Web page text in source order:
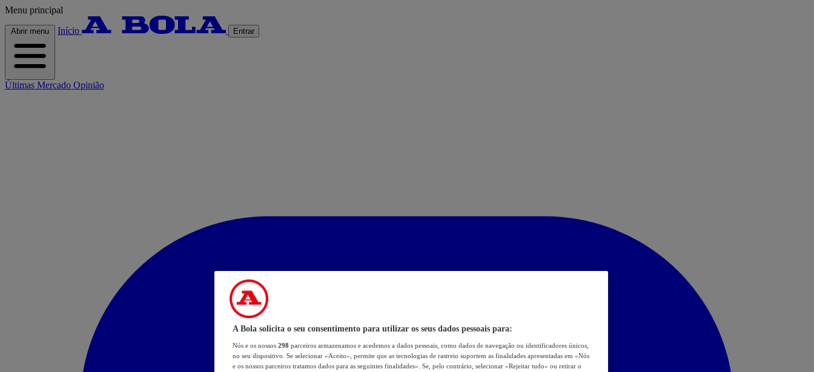
Menu principal
Abrir menu Início Entrar
Últimas Mercado Opinião
A Bola solicita o seu consentimento para utilizar os seus dados pessoais para:
Nós e os nossos 298 parceiros armazenamos e acedemos a dados pessoais, como dados de navegação ou identificadores únicos,
no seu dispositivo. Se selecionar «Aceito», permite que as tecnologias de rastreio suportem as finalidades apresentadas em «Nós
e os nossos parceiros tratamos dados para as seguintes finalidades». Se, pelo contrário, selecionar «Rejeitar tudo» ou retirar o